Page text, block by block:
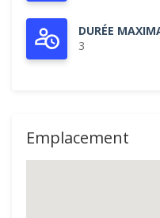
DURÉE
3
Emplacement